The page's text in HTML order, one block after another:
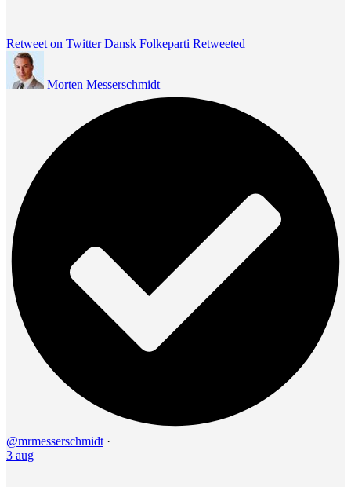
Retweet on Twitter Dansk Folkeparti Retweeted
Morten Messerschmidt
@mrmesserschmidt ·
3 aug